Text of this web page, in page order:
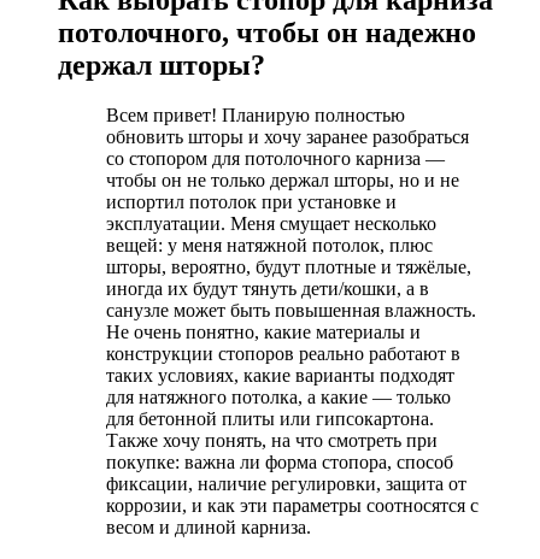
потолочного, чтобы он надежно
держал шторы?
Всем привет! Планирую полностью
обновить шторы и хочу заранее разобраться
со стопором для потолочного карниза —
чтобы он не только держал шторы, но и не
испортил потолок при установке и
эксплуатации. Меня смущает несколько
вещей: у меня натяжной потолок, плюс
шторы, вероятно, будут плотные и тяжёлые,
иногда их будут тянуть дети/кошки, а в
санузле может быть повышенная влажность.
Не очень понятно, какие материалы и
конструкции стопоров реально работают в
таких условиях, какие варианты подходят
для натяжного потолка, а какие — только
для бетонной плиты или гипсокартона.
Также хочу понять, на что смотреть при
покупке: важна ли форма стопора, способ
фиксации, наличие регулировки, защита от
коррозии, и как эти параметры соотносятся с
весом и длиной карниза.